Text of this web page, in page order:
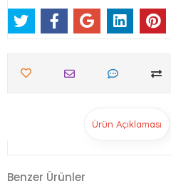
Ürün Açıklaması
Benzer Ürünler